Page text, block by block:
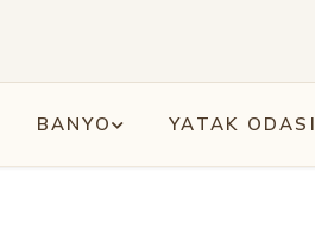
BANYO YATAK ODASI